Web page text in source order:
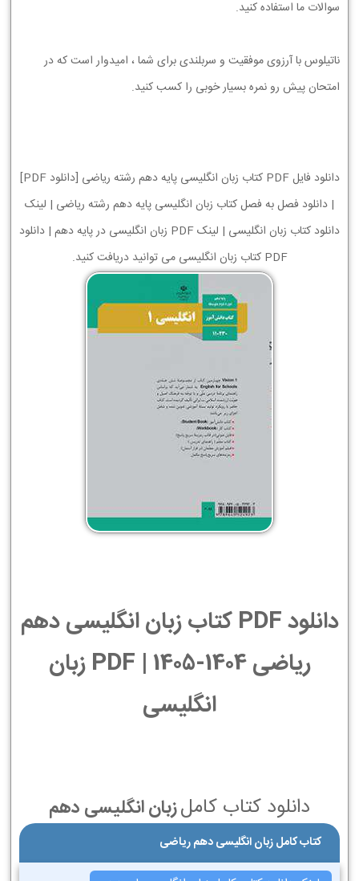
سوالات ما استفاده کنید.
ناتیلوس با آرزوی موفقیت و سربلندی برای شما ، امیدوار است که در
امتحان پیش رو نمره بسیار خوبی را کسب کنید.
دانلود فایل PDF کتاب زبان انگلیسی پایه دهم رشته ریاضی [دانلود PDF]
| دانلود فصل به فصل کتاب زبان انگلیسی پایه دهم رشته ریاضی | لینک
دانلود کتاب زبان انگلیسی | لینک PDF زبان انگلیسی در پایه دهم | دانلود
PDF کتاب زبان انگلیسی می توانید دریافت کنید.
دانلود PDF کتاب زبان انگلیسی دهم
ریاضی 1404-1405 | PDF زبان
انگلیسی
دانلود کتاب کاملزبان انگلیسی دهم
کتاب کامل زبان انگلیسی دهم ریاضی